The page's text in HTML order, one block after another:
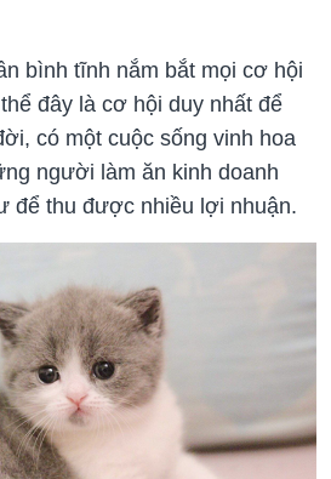
bình tĩnh nắm bắt mọi cơ hội
đây là cơ hội duy nhất để
có một cuộc sống vinh hoa
người làm ăn kinh doanh
để thu được nhiều lợi nhuận.